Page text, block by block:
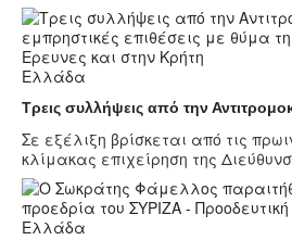
Ελλάδα
Τρεις συλλήψεις από την
Σε εξέλιξη βρίσκεται από τις
κλίμακας επιχείρηση της
Ελλάδα